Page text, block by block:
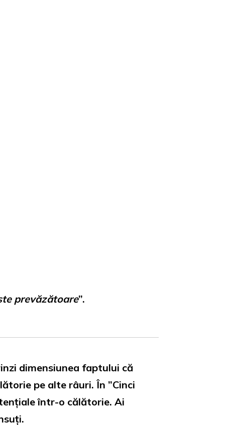
prevăzătoare”.
dimensiunea faptului că
pe alte râuri. În ”Cinci
într-o călătorie. Ai